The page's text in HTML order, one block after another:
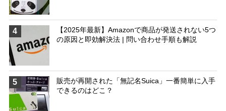
4
【2025年最新】Amazonで商品が発送されない5つ
の原因と即効解決法 | 問い合わせ手順も解説
5
販売が再開された「無記名Suica」一番簡単に入手
できるのはどこ？